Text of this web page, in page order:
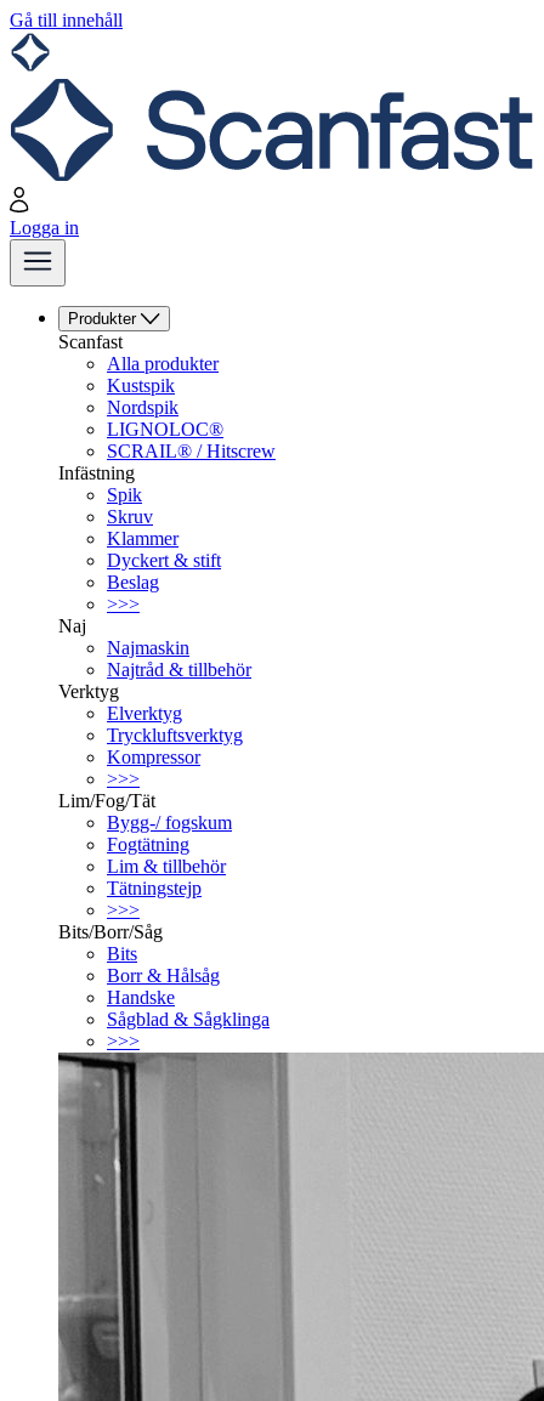
Gå till innehåll
Logga in
Produkter
Scanfast
Alla produkter
Kustspik
Nordspik
LIGNOLOC®
SCRAIL® / Hitscrew
Infästning
Spik
Skruv
Klammer
Dyckert & stift
Beslag
>>>
Naj
Najmaskin
Najtråd & tillbehör
Verktyg
Elverktyg
Tryckluftsverktyg
Kompressor
>>>
Lim/Fog/Tät
Bygg-/ fogskum
Fogtätning
Lim & tillbehör
Tätningstejp
>>>
Bits/Borr/Såg
Bits
Borr & Hålsåg
Handske
Sågblad & Sågklinga
>>>